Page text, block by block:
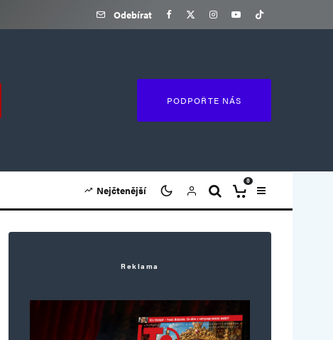
Odebírat
PODPOŘTE NÁS
Nejčtenější
0
Reklama